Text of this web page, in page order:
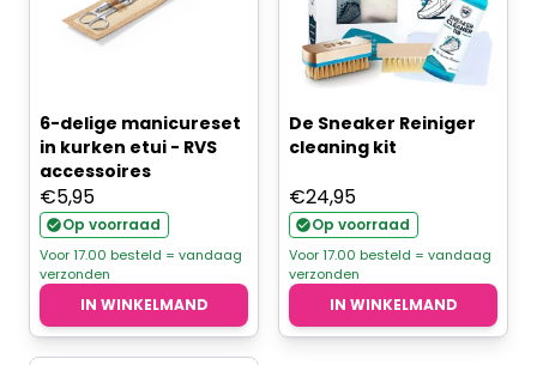
6-delige manicureset
in kurken etui - RVS
accessoires
€5,95
Op voorraad
Voor 17.00 besteld = vandaag
verzonden
IN WINKELMAND
De Sneaker Reiniger
cleaning kit
€24,95
Op voorraad
Voor 17.00 besteld = vandaag
verzonden
IN WINKELMAND